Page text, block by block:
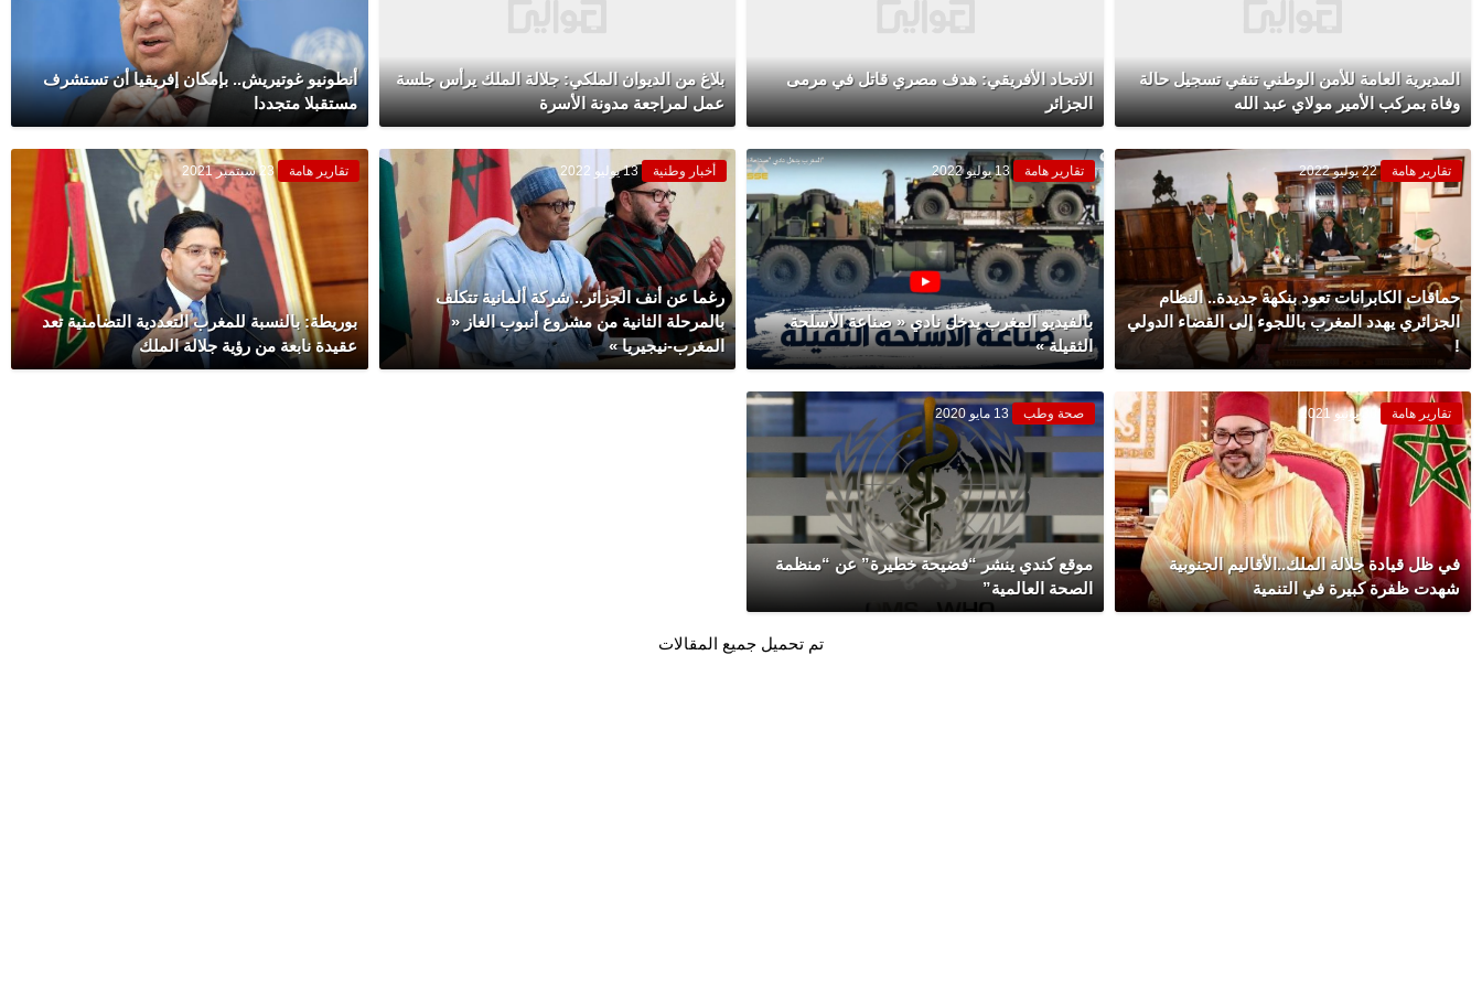
المديرية العامة للأمن الوطني تنفي تسجيل حالة
وفاة بمركب الأمير مولاي عبد الله
الاتحاد الأفريقي: هدف مصري قاتل في مرمى
الجزائر
بلاغ من الديوان الملكي: جلالة الملك يرأس جلسة
عمل لمراجعة مدونة الأسرة
أنطونيو غوتيريش.. بإمكان إفريقيا أن تستشرف
مستقبلا متجددا
تقارير هامة 22 يوليو 2022
حماقات الكابرانات تعود بنكهة جديدة.. النظام
الجزائري يهدد المغرب باللجوء إلى القضاء الدولي
!
تقارير هامة 13 يوليو 2022
بالفيديو المغرب يدخل نادي « صناعة الأسلحة
الثقيلة »
أخبار وطنية 13 يوليو 2022
رغما عن أنف الجزائر.. شركة ألمانية تتكلف
بالمرحلة الثانية من مشروع أنبوب الغاز «
المغرب-نيجيريا »
تقارير هامة 23 سبتمبر 2021
بوريطة: بالنسبة للمغرب التعددية التضامنية تعد
عقيدة نابعة من رؤية جلالة الملك
تقارير هامة
في ظل قيادة جلالة الملك..الأقاليم الجنوبية
شهدت ظفرة كبيرة في التنمية
صحة وطب 13 مايو 2020
موقع كندي ينشر “فضيحة خطيرة” عن “منظمة
الصحة العالمية”
تم تحميل جميع المقالات